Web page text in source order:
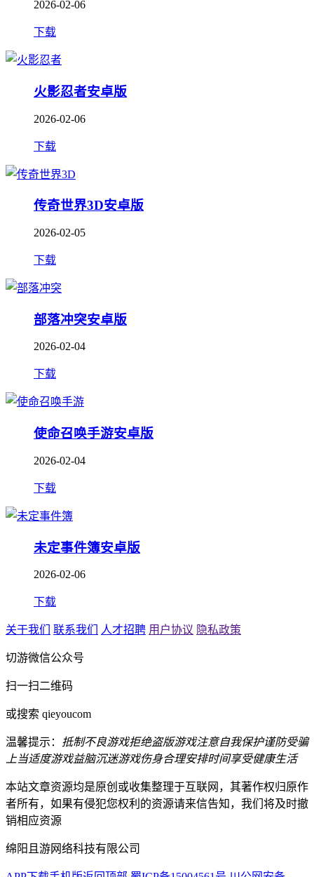
2026-02-06
下载
火影忍者安卓版
2026-02-06
下载
传奇世界3D安卓版
2026-02-05
下载
部落冲突安卓版
2026-02-04
下载
使命召唤手游安卓版
2026-02-04
下载
未定事件簿安卓版
2026-02-06
下载
关于我们 联系我们 人才招聘 用户协议 隐私政策
切游微信公众号
扫一扫二维码
或搜索 qieyoucom
温馨提示： 抵制不良游戏拒绝盗版游戏注意自我保护谨防受骗
上当适度游戏益脑沉迷游戏伤身合理安排时间享受健康生活
本站文章资源均是原创或收集整理于互联网，其著作权归原作
者所有，如果有侵犯您权利的资源请来信告知，我们将及时撤
销相应资源
绵阳且游网络科技有限公司